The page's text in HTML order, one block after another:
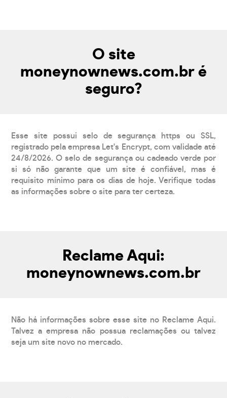
O site
moneynownews.com.br é
seguro?
Esse site possui selo de segurança https ou SSL,
registrado pela empresa Let's Encrypt, com validade até
24/8/2026. O selo de segurança ou cadeado verde por
si só não garante que um site é confiável, mas é
requisito mínimo para os dias de hoje. Verifique todas
as informações sobre o site para ter certeza.
Reclame Aqui:
moneynownews.com.br
Não há informações sobre esse site no Reclame Aqui.
Talvez a empresa não possua reclamações ou talvez
seja um site novo no mercado.